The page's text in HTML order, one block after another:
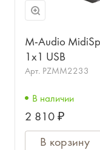
M-Audio
1x1 USB
Арт. PZMM2233
В наличии
2 810 ₽
В корзину